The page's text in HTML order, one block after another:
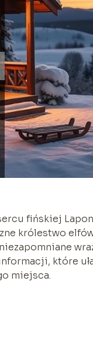
fińskiej
królestwo
które
miejsca.